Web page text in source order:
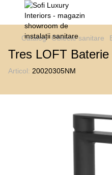
Catalog Obiecte sanitare
Tres LOFT
Articol: 20020305NM